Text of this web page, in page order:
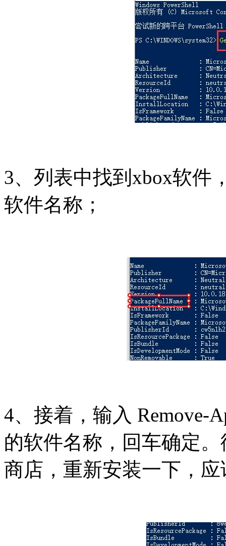
3、列表中找到xbox软件
软件名称；
4、接着，输入 Remove-
的软件名称，回车确定
商店，重新安装一下，